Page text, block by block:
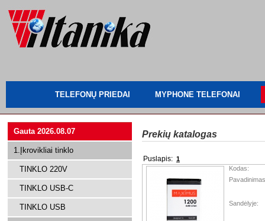
TELEFONŲ PRIEDAI MYPHONE TELEFONAI
Gauta 2026.08.07
1.Įkrovikliai tinklo
TINKLO 220V
TINKLO USB-C
TINKLO USB
Prekių katalogas
Puslapis: 1
Kodas:
Sandėlyje: